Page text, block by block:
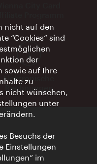
City Card
Programm
Elektronische
Rechnungen
nicht auf den
“Cookies” sind
der
sowie auf Ihre
zu
nicht wünschen,
unter
Besuchs der
Einstellungen
im